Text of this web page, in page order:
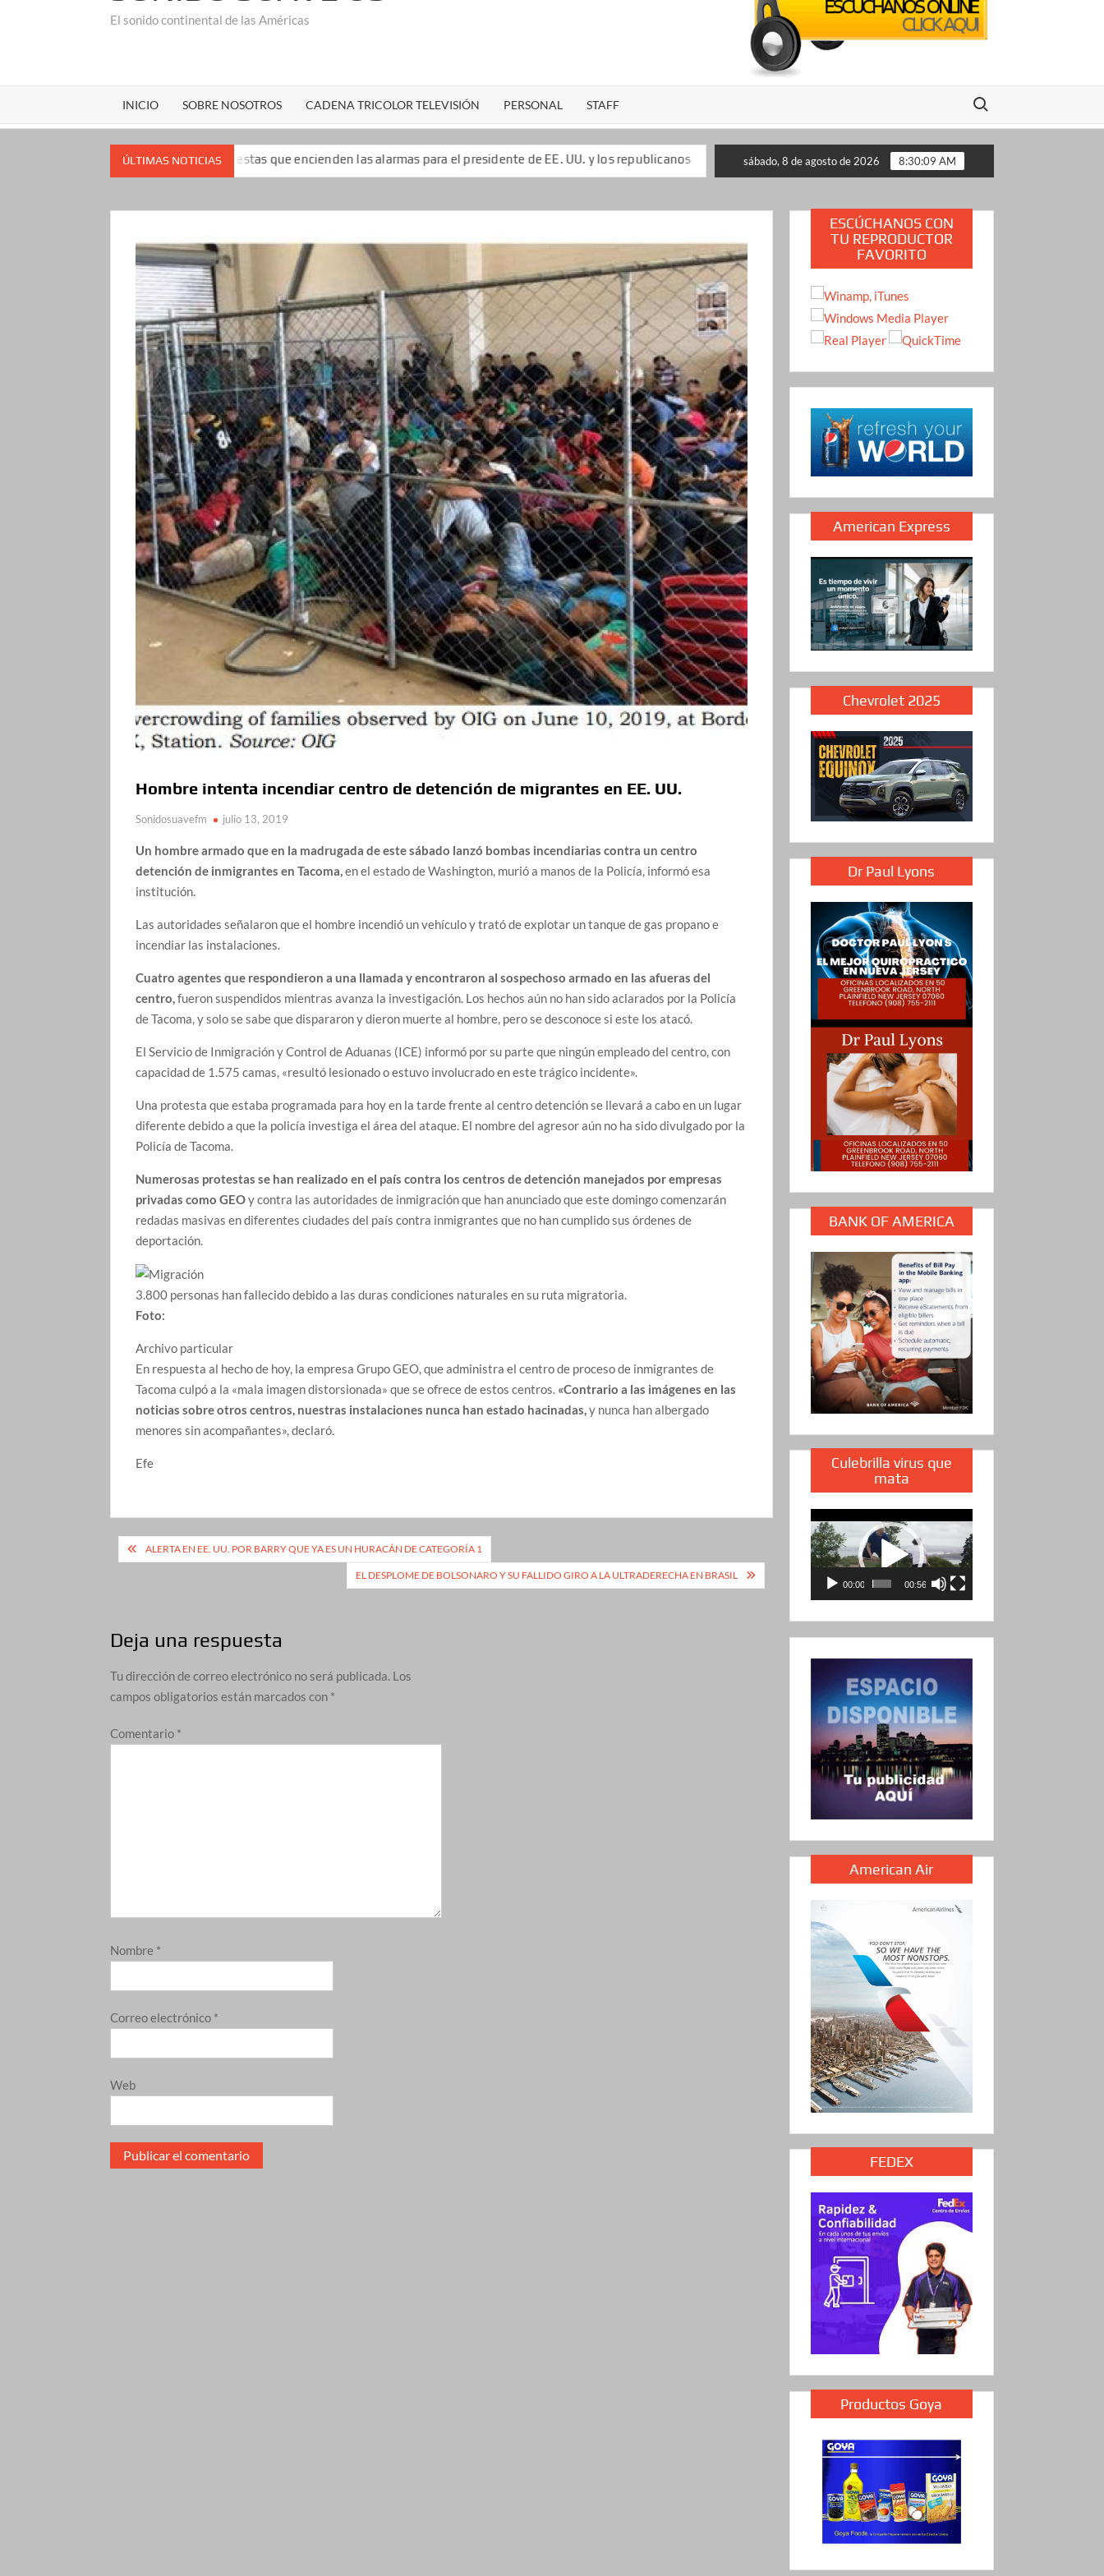
El sonido continental de las Américas
INICIO SOBRE NOSOTROS CADENA TRICOLOR TELEVISIÓN PERSONAL STAFF
Buscar:
ÚLTIMAS NOTICIAS
las encuestas que encienden las alarmas para el presidente de EE. UU. y los republicanos Keiko Fujimori lo propone a Estados Unidos Crimen de la influencer
sábado, 8 de agosto de 2026 8:30:10 AM
Hombre intenta incendiar centro de detención de migrantes en EE. UU.
Sonidosuavefm julio 13, 2019
Un hombre armado que en la madrugada de este sábado lanzó bombas incendiarias contra un centro
detención de inmigrantes en Tacoma,en el estado de Washington, murió a manos de la Policía, informó esa
institución.
Las autoridades señalaron que el hombre incendió un vehículo y trató de explotar un tanque de gas propano e
incendiar las instalaciones.
Cuatro agentes que respondieron a una llamada y encontraron al sospechoso armado en las afueras del
centro,fueron suspendidos mientras avanza la investigación. Los hechos aún no han sido aclarados por la Policía
de Tacoma, y solo se sabe que dispararon y dieron muerte al hombre, pero se desconoce si este los atacó.
El Servicio de Inmigración y Control de Aduanas (ICE) informó por su parte que ningún empleado del centro, con
capacidad de 1.575 camas, «resultó lesionado o estuvo involucrado en este trágico incidente».
Una protesta que estaba programada para hoy en la tarde frente al centro detención se llevará a cabo en un lugar
diferente debido a que la policía investiga el área del ataque. El nombre del agresor aún no ha sido divulgado por la
Policía de Tacoma.
Numerosas protestas se han realizado en el país contra los centros de detención manejados por empresas
privadas como GEOy contra las autoridades de inmigración que han anunciado que este domingo comenzarán
redadas masivas en diferentes ciudades del país contra inmigrantes que no han cumplido sus órdenes de
deportación.
3.800 personas han fallecido debido a las duras condiciones naturales en su ruta migratoria.
Foto:
Archivo particular
En respuesta al hecho de hoy, la empresa Grupo GEO, que administra el centro de proceso de inmigrantes de
Tacoma culpó a la «mala imagen distorsionada» que se ofrece de estos centros. «Contrario a las imágenes en las
noticias sobre otros centros, nuestras instalaciones nunca han estado hacinadas,y nunca han albergado
menores sin acompañantes», declaró.
Efe
Navegación
ALERTA EN EE. UU. POR BARRY QUE YA ES UN HURACÁN DE CATEGORÍA 1
EL DESPLOME DE BOLSONARO Y SU FALLIDO GIRO A LA ULTRADERECHA EN BRASIL
Deja una respuesta
Tu dirección de correo electrónico no será publicada. Los
campos obligatorios están marcados con *
Comentario *
Nombre *
Correo electrónico *
Web
ESCÚCHANOS CON
TU REPRODUCTOR
FAVORITO
American Express
Chevrolet 2025
Dr Paul Lyons
BANK OF AMERICA
Culebrilla virus que
mata
Reproductor
de
vídeo
00:00 00:56
American Air
FEDEX
Productos Goya